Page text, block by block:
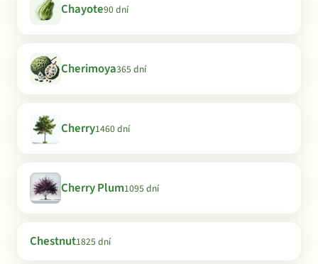
Chayote90 dní
Cherimoya365 dní
Cherry1460 dní
Cherry Plum1095 dní
Chestnut1825 dní